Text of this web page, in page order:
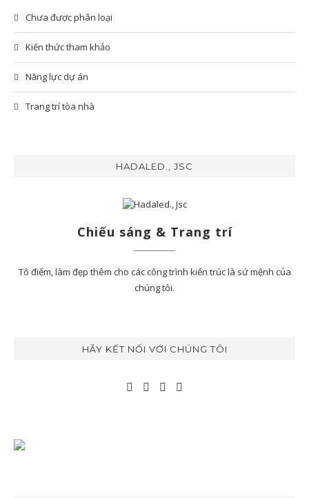
Chưa được phân loại
Kiến thức tham khảo
Năng lực dự án
Trang trí tòa nhà
HADALED., JSC
Chiếu sáng & Trang trí
Tô điểm, làm đẹp thêm cho các công trình kiến trúc là sứ mệnh của
chúng tôi.
HÃY KẾT NỐI VỚI CHÚNG TÔI